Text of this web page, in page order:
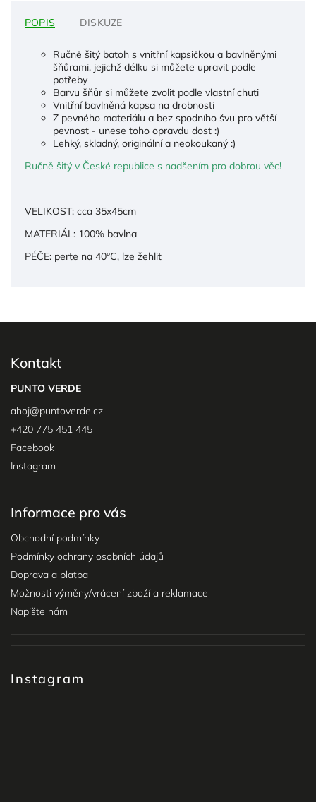
POPIS DISKUZE
Ručně šitý batoh s vnitřní kapsičkou a bavlněnými
šňůrami, jejichž délku si můžete upravit podle
potřeby
Barvu šňůr si můžete zvolit podle vlastní chuti
Vnitřní bavlněná kapsa na drobnosti
Z pevného materiálu a bez spodního švu pro větší
pevnost - unese toho opravdu dost :)
Lehký, skladný, originální a neokoukaný :)
Ručně šitý v České republice s nadšením pro dobrou věc!
VELIKOST: cca 35x45cm
MATERIÁL: 100% bavlna
PÉČE: perte na 40°C, lze žehlit
Kontakt
PUNTO VERDE
ahoj@puntoverde.cz
+420 775 451 445
Facebook
Instagram
Informace pro vás
Obchodní podmínky
Podmínky ochrany osobních údajů
Doprava a platba
Možnosti výměny/vrácení zboží a reklamace
Napište nám
Instagram